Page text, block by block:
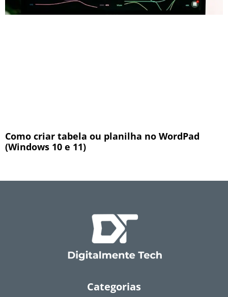
Como criar tabela ou planilha no WordPad
(Windows 10 e 11)
Categorias